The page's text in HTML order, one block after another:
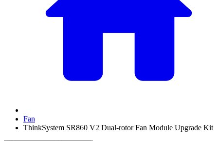
Fan
ThinkSystem SR860 V2 Dual-rotor Fan Module Upgrade Kit